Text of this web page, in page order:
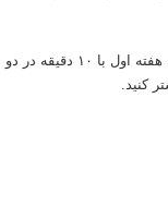
برای شروع ورزش و فعالیت بدنی حتما به صورت تدریجی و آرام آغاز کنید. به طور مثال هفته اول با ۱۰ دقیقه در دو